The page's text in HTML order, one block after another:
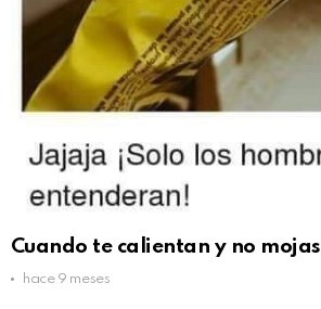
Cuando te calientan y no mojas
hace 9 meses